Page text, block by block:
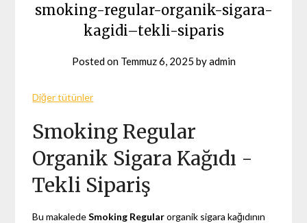
smoking-regular-organik-sigara-
kagidi–tekli-siparis
Posted on Temmuz 6, 2025 byadmin
Diğer tütünler
Smoking Regular
Organik Sigara Kağıdı -
Tekli Sipariş
Bu makaledeSmoking Regularorganik sigara kağıdının